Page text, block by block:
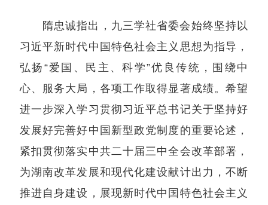
隋忠诚指出，九三学社省委会始终坚持以
习近平新时代中国特色社会主义思想为指导，
弘扬“爱国、民主、科学”优良传统，围绕中
心、服务大局，各项工作取得显著成绩。希望
进一步深入学习贯彻习近平总书记关于坚持好
发展好完善好中国新型政党制度的重要论述，
紧扣贯彻落实中共二十届三中全会改革部署，
为湖南改革发展和现代化建设献计出力，不断
推进自身建设，展现新时代中国特色社会主义